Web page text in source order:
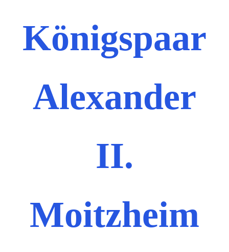
Königspaar
Alexander
II.
Moitzheim